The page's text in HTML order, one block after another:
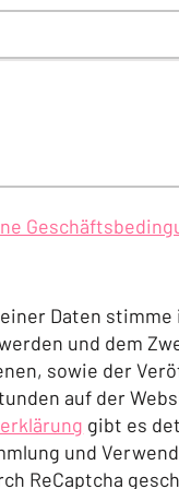
Daten stimme
und dem
sowie der
auf der
neuen Tab oder
gibt es
und
ReCaptcha